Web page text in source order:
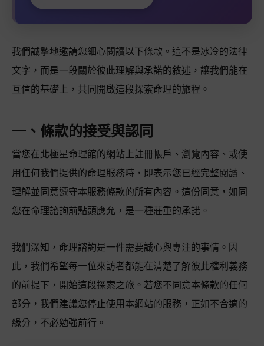
我們誠摯地邀請您細心閱讀以下條款。這不是冰冷的法律
文字，而是一段關於彼此理解與承諾的敘述，讓我們能在
互信的基礎上，共同開啟這段探索命理的旅程。
一、條款的接受與認同
當您在北極星命理館的網站上註冊帳戶、瀏覽內容、或使
用任何我們提供的命理服務時，即表示您已經完整閱讀、
理解並同意遵守本服務條款的所有內容。這份同意，如同
您在命理諮詢前點頭應允，是一種莊重的承諾。
我們深知，命理諮詢是一件需要誠心與專注的事情。因
此，我們希望每一位來訪者都能在清楚了解彼此權利義務
的前提下，開始這段探索之旅。若您不同意本條款的任何
部分，我們建議您停止使用本網站的服務，正如不合適的
緣分，不必勉強前行。